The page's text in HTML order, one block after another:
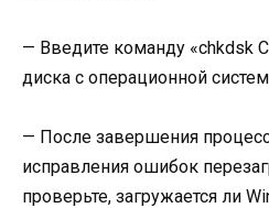
— Введите команду «chkdsk
диска с операционной
— После завершения
исправления ошибок
проверьте, загружается ли